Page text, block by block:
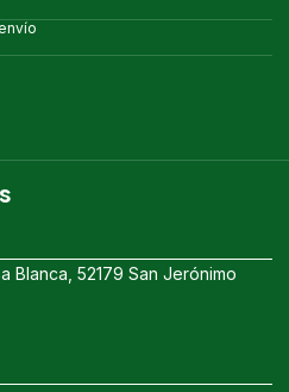
Blanca, 52179 San Jerónimo